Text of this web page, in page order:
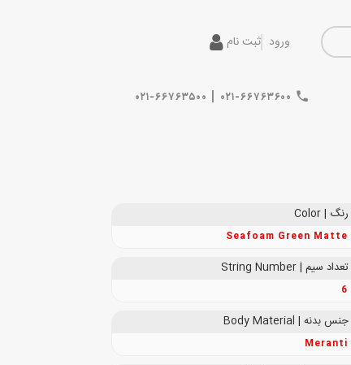
ورود ثبت نام
۰۲۱-۶۶۷۶۳۶۰۰ | ۰۲۱-۶۶۷۶۳۵۰۰
رنگ | Color
Seafoam Green Matte
تعداد سیم | String Number
6
جنس بدنه | Body Material
Meranti